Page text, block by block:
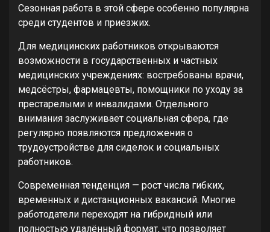
Сезонная работа в этой сфере особенно популярна
среди студентов и приезжих.
Для медицинских работников открываются
возможности в государственных и частных
медицинских учреждениях: востребованы врачи,
медсёстры, фармацевты, помощники по уходу за
престарелыми и инвалидами. Отдельного
внимания заслуживает социальная сфера, где
регулярно появляются предложения о
трудоустройстве для сиделок и социальных
работников.
Современная тенденция — рост числа гибких,
временных и дистанционных вакансий. Многие
работодатели переходят на гибридный или
полностью удалённый формат, что позволяет